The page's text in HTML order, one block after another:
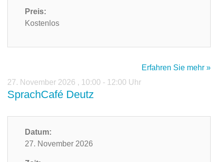
Preis:
Kostenlos
Erfahren Sie mehr »
27. November 2026 , 10:00 - 12:00 Uhr
SprachCafé Deutz
Datum:
27. November 2026